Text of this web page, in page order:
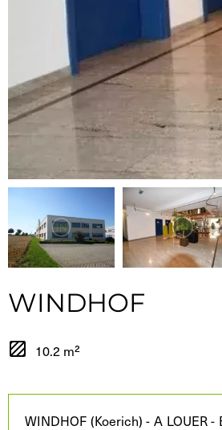
WINDHOF
10.2 m²
WINDHOF (Koerich) - A LOUER